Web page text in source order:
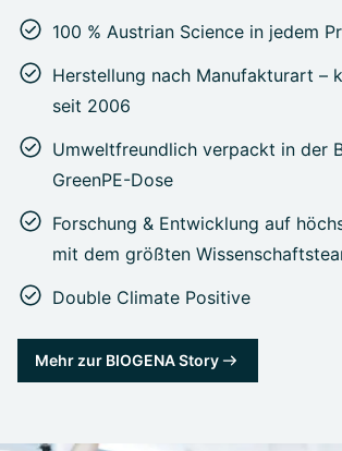
100 % Austrian Science in jedem
Herstellung nach Manufakturart –
seit 2006
Umweltfreundlich verpackt in der
GreenPE-Dose
Forschung & Entwicklung auf
mit dem größten
Double Climate Positive
Mehr zur BIOGENA Story